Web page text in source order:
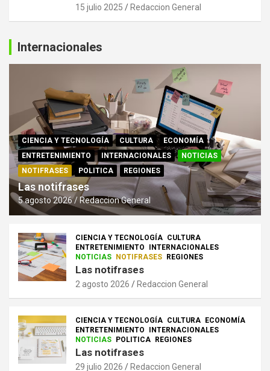
15 julio 2025 Redaccion General
Internacionales
CIENCIA Y TECNOLOGÍA CULTURA
ECONOMÍA
ENTRETENIMIENTO
INTERNACIONALES
NOTICIAS
NOTIFRASES
POLITICA REGIONES
Las notifrases
5 agosto 2026 Redaccion General
CIENCIA Y TECNOLOGÍA CULTURA
ENTRETENIMIENTO
INTERNACIONALES
NOTICIAS
NOTIFRASES REGIONES
Las notifrases
2 agosto 2026 Redaccion General
CIENCIA Y TECNOLOGÍA CULTURA
ECONOMÍA
ENTRETENIMIENTO
INTERNACIONALES
NOTICIAS
POLITICA REGIONES
Las notifrases
29 julio 2026 Redaccion General